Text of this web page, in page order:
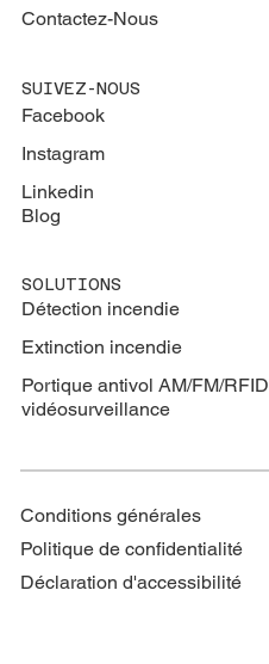
Contactez-Nous
SUIVEZ-NOUS
Facebook
Instagram
Linkedin
Blog
SOLUTIONS
Détection incendie
Extinction incendie
Portique antivol AM/FM/RFID
vidéosurveillance
Conditions générales
Politique de confidentialité
Déclaration d'accessibilité